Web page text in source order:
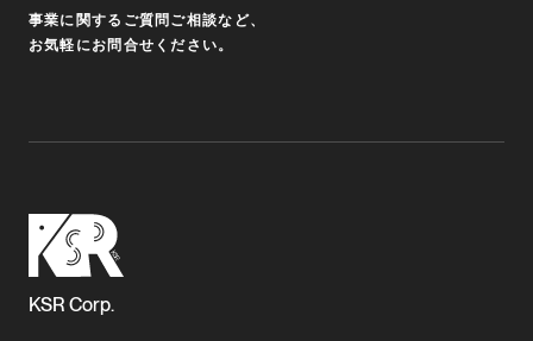
事業に関するご質問ご相談など、
お気軽にお問合せください。
KSR Corp.